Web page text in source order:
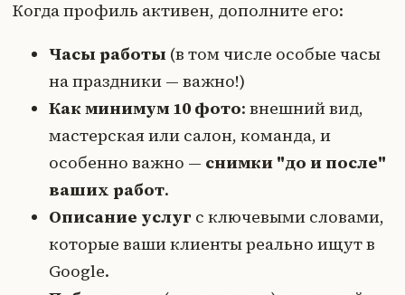
Когда профиль активен, дополните его:
Часы работы (в том числе особые часы
на праздники — важно!)
Как минимум 10 фото: внешний вид,
мастерская или салон, команда, и
особенно важно — снимки "до и после"
ваших работ.
Описание услуг с ключевыми словами,
которые ваши клиенты реально ищут в
Google.